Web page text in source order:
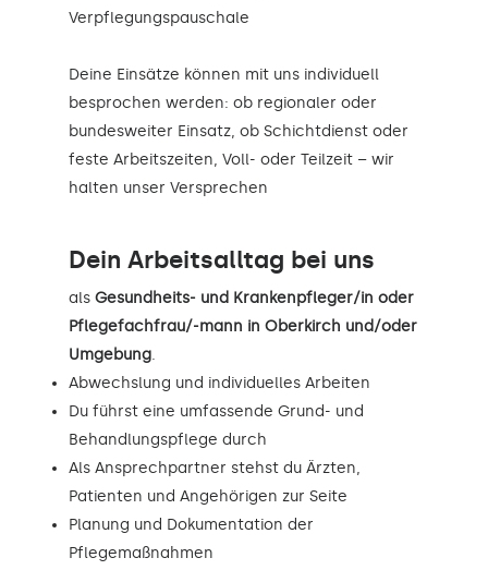
Verpflegungspauschale
Deine Einsätze können mit uns individuell
besprochen werden: ob regionaler oder
bundesweiter Einsatz, ob Schichtdienst oder
feste Arbeitszeiten, Voll- oder Teilzeit – wir
halten unser Versprechen
Dein Arbeitsalltag bei uns
als Gesundheits- und Krankenpfleger/in oder
Pflegefachfrau/-mann in Oberkirch und/oder
Umgebung.
Abwechslung und individuelles Arbeiten
Du führst eine umfassende Grund- und
Behandlungspflege durch
Als Ansprechpartner stehst du Ärzten,
Patienten und Angehörigen zur Seite
Planung und Dokumentation der
Pflegemaßnahmen